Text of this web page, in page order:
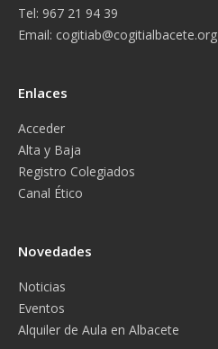
Tel: 967 21 94 39
Email: cogitiab@cogitialbacete.org
Enlaces
Acceder
Alta y Baja
Registro Colegiados
Canal Ético
Novedades
Noticias
Eventos
Alquiler de Aula en Albacete